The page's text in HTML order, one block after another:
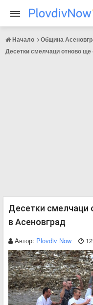
Начало
Община
Десетки смелчаци отново
Десетки смелчаци
в Асеновград
Автор: Plovdiv Now